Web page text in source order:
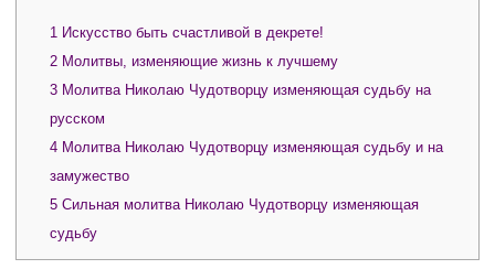
1 Искусство быть счастливой в декрете!
2 Молитвы, изменяющие жизнь к лучшему
3 Молитва Николаю Чудотворцу изменяющая судьбу на
русском
4 Молитва Николаю Чудотворцу изменяющая судьбу и на
замужество
5 Сильная молитва Николаю Чудотворцу изменяющая
судьбу